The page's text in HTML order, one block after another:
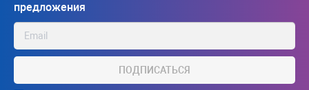
предложения
ПОДПИСАТЬСЯ